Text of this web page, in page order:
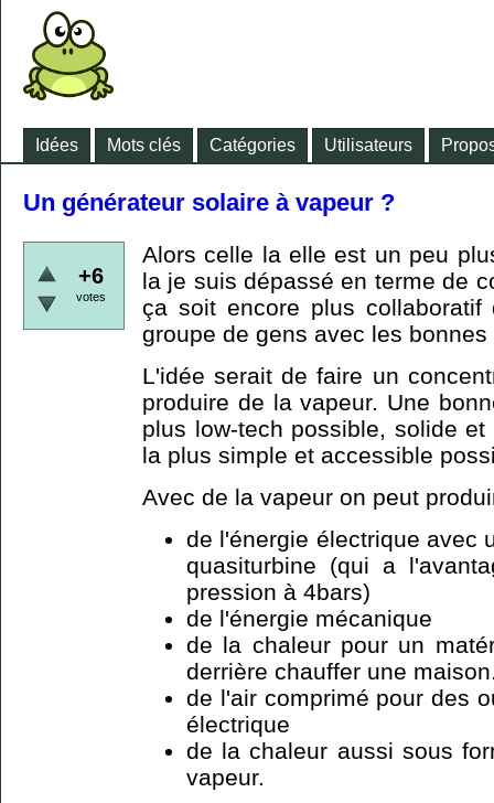
Idées Mots clés Catégories Utilisateurs
Un générateur solaire à vapeur ?
+6
votes
Alors celle la elle est un peu
la je suis dépassé en terme de
ça soit encore plus
groupe de gens avec les
L'idée serait de faire un
produire de la vapeur. Une
plus low-tech possible, solide
la plus simple et accessible
Avec de la vapeur on peut
de l'énergie électrique avec
quasiturbine (qui a
pression à 4bars)
de l'énergie mécanique
de la chaleur pour un
derrière chauffer une
de l'air comprimé pour des
électrique
de la chaleur aussi sous
vapeur.